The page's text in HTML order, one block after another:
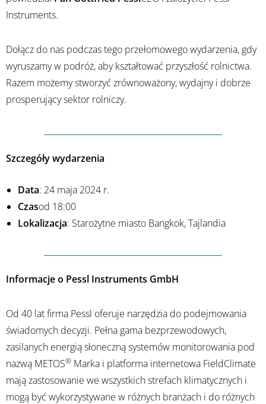
Instruments.
Dołącz do nas podczas tego przełomowego wydarzenia, gdy
wyruszamy w podróż, aby kształtować przyszłość rolnictwa.
Razem możemy stworzyć zrównoważony, wydajny i dobrze
prosperujący sektor rolniczy.
Szczegóły wydarzenia
Data: 24 maja 2024 r.
Czasod 18:00
Lokalizacja: Starożytne miasto Bangkok, Tajlandia
Informacje o Pessl Instruments GmbH
Od 40 lat firma Pessl oferuje narzędzia do podejmowania
świadomych decyzji. Pełna gama bezprzewodowych,
zasilanych energią słoneczną systemów monitorowania pod
nazwą METOS® Marka i platforma internetowa FieldClimate
mają zastosowanie we wszystkich strefach klimatycznych i
mogą być wykorzystywane w różnych branżach i do różnych